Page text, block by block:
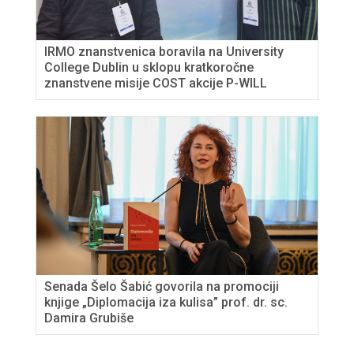
IRMO znanstvenica boravila na University
College Dublin u sklopu kratkoročne
znanstvene misije COST akcije P-WILL
Senada Šelo Šabić govorila na promociji
knjige „Diplomacija iza kulisa” prof. dr. sc.
Damira Grubiše